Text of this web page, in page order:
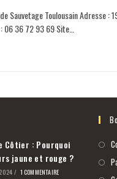
Sauvetage Toulousain Adresse :
36 72 93 69 Site…
Côtier : Pourquoi
jaune et rouge ?
/ 1 COMMENTAIRE